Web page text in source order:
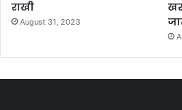
राखी
August 31, 2023